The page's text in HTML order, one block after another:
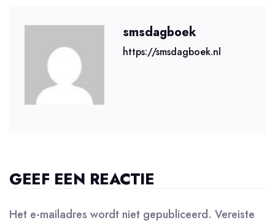
smsdagboek
https://smsdagboek.nl
GEEF EEN REACTIE
Het e-mailadres wordt niet gepubliceerd. Vereiste